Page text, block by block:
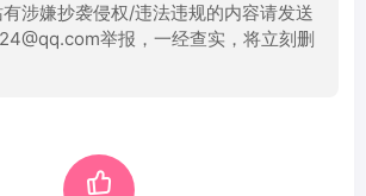
涉嫌抄袭侵权/违法违规的内容请发送
举报，一经查实，将立刻删